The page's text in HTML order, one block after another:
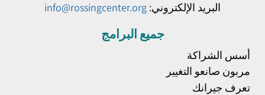
البريد الإلكتروني: info@rossingcenter.org
جميع البرامج
أسس الشراكة
مربون صانعو التغيير
تعرف جيرانك